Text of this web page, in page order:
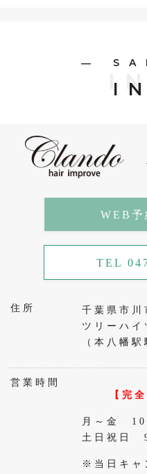
―
WEB予
TEL
住所
千葉県市
ツリーハイ
（本八幡
営業時間
【完
月～金
土日祝日
※当日キャ